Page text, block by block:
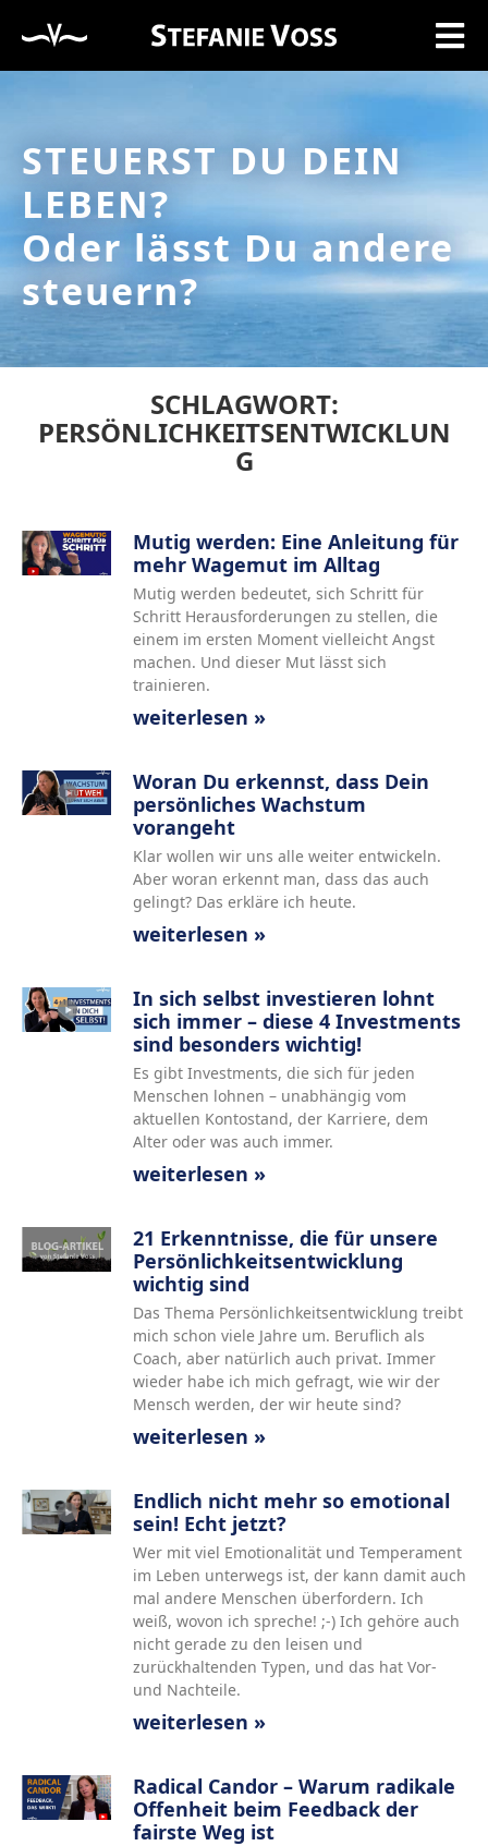
STEUERST DU DEIN
LEBEN?
Oder lässt Du andere
steuern?
SCHLAGWORT:
PERSÖNLICHKEITSENTWICKLUN
G
Mutig werden: Eine Anleitung für
mehr Wagemut im Alltag
Mutig werden bedeutet, sich Schritt für
Schritt Herausforderungen zu stellen, die
einem im ersten Moment vielleicht Angst
machen. Und dieser Mut lässt sich
trainieren.
weiterlesen »
Woran Du erkennst, dass Dein
persönliches Wachstum
vorangeht
Klar wollen wir uns alle weiter entwickeln.
Aber woran erkennt man, dass das auch
gelingt? Das erkläre ich heute.
weiterlesen »
In sich selbst investieren lohnt
sich immer – diese 4 Investments
sind besonders wichtig!
Es gibt Investments, die sich für jeden
Menschen lohnen – unabhängig vom
aktuellen Kontostand, der Karriere, dem
Alter oder was auch immer.
weiterlesen »
21 Erkenntnisse, die für unsere
Persönlichkeitsentwicklung
wichtig sind
Das Thema Persönlichkeitsentwicklung treibt
mich schon viele Jahre um. Beruflich als
Coach, aber natürlich auch privat. Immer
wieder habe ich mich gefragt, wie wir der
Mensch werden, der wir heute sind?
weiterlesen »
Endlich nicht mehr so emotional
sein! Echt jetzt?
Wer mit viel Emotionalität und Temperament
im Leben unterwegs ist, der kann damit auch
mal andere Menschen überfordern. Ich
weiß, wovon ich spreche! ;-) Ich gehöre auch
nicht gerade zu den leisen und
zurückhaltenden Typen, und das hat Vor-
und Nachteile.
weiterlesen »
Radical Candor – Warum radikale
Offenheit beim Feedback der
fairste Weg ist